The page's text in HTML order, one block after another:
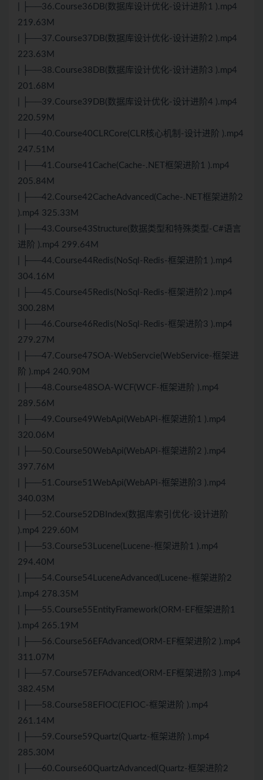
| ├──36.Course36DB(数据库设计优化-设计进阶1 ).mp4
219.63M
| ├──37.Course37DB(数据库设计优化-设计进阶2 ).mp4
223.63M
| ├──38.Course38DB(数据库设计优化-设计进阶3 ).mp4
201.68M
| ├──39.Course39DB(数据库设计优化-设计进阶4 ).mp4
220.59M
| ├──40.Course40CLRCore(CLR核心机制-设计进阶 ).mp4
247.51M
| ├──41.Course41Cache(Cache-.NET框架进阶1 ).mp4
205.84M
| ├──42.Course42CacheAdvanced(Cache-.NET框架进阶2
).mp4 325.33M
| ├──43.Course43Structure(数据类型和特殊类型-C#语言
进阶 ).mp4 299.64M
| ├──44.Course44Redis(NoSql-Redis-框架进阶1 ).mp4
304.16M
| ├──45.Course45Redis(NoSql-Redis-框架进阶2 ).mp4
300.28M
| ├──46.Course46Redis(NoSql-Redis-框架进阶3 ).mp4
279.27M
| ├──47.Course47SOA-WebServcie(WebService-框架进
阶 ).mp4 240.90M
| ├──48.Course48SOA-WCF(WCF-框架进阶 ).mp4
289.56M
| ├──49.Course49WebApi(WebAPi-框架进阶1 ).mp4
320.06M
| ├──50.Course50WebApi(WebAPi-框架进阶2 ).mp4
397.76M
| ├──51.Course51WebApi(WebAPi-框架进阶3 ).mp4
340.03M
| ├──52.Course52DBIndex(数据库索引优化-设计进阶
).mp4 229.60M
| ├──53.Course53Lucene(Lucene-框架进阶1 ).mp4
294.40M
| ├──54.Course54LuceneAdvanced(Lucene-框架进阶2
).mp4 278.35M
| ├──55.Course55EntityFramework(ORM-EF框架进阶1
).mp4 265.19M
| ├──56.Course56EFAdvanced(ORM-EF框架进阶2 ).mp4
311.07M
| ├──57.Course57EFAdvanced(ORM-EF框架进阶3 ).mp4
382.45M
| ├──58.Course58EFIOC(EFIOC-框架进阶 ).mp4
261.14M
| ├──59.Course59Quartz(Quartz-框架进阶 ).mp4
285.30M
| ├──60.Course60QuartzAdvanced(Quartz-框架进阶2